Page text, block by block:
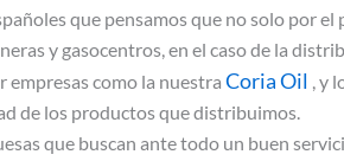
que pensamos que no solo por
y gasocentros, en el caso de la
como la nuestra Coria Oil , y
de los productos que distribuimos.
que buscan ante todo un buen